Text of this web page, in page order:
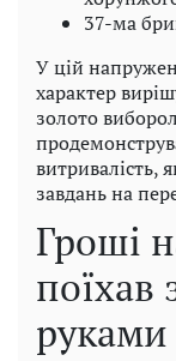
37-ма
У цій
характер
золото
витривалість,
завдань на
Гроші
поїхав
руками